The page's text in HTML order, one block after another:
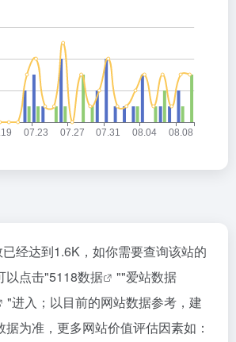
经达到1.6K，如你需要查询该站的
以点击"5118数据 ""爱站数据
"进入；以目前的网站数据参考，建
为准，更多网站价值评估因素如：